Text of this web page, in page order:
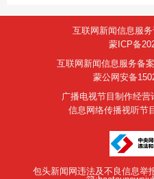
互联网新闻信息服
蒙ICP备
互联网新闻信息服务备
蒙公网安备
广播电视节目制作经
信息网络传播视听节
包头新闻网违法及不良信息举